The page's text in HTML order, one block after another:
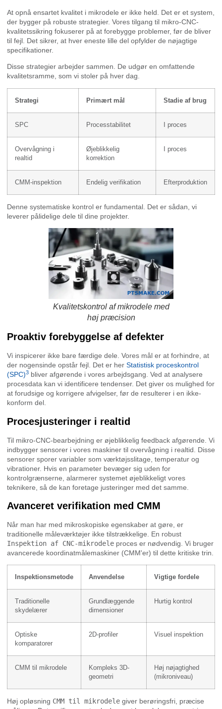
At opnå ensartet kvalitet i mikrodele er ikke held. Det er et system,
der bygger på robuste strategier. Vores tilgang til mikro-CNC-
kvalitetssikring fokuserer på at forebygge problemer, før de bliver
til fejl. Det sikrer, at hver eneste lille del opfylder de nøjagtige
specifikationer.
Disse strategier arbejder sammen. De udgør en omfattende
kvalitetsramme, som vi stoler på hver dag.
Strategi Primært mål Stadie af brug
SPC Processtabilitet I proces
Overvågning i
realtid
Øjeblikkelig
korrektion
I proces
CMM-inspektion Endelig verifikation Efterproduktion
Denne systematiske kontrol er fundamental. Det er sådan, vi
leverer pålidelige dele til dine projekter.
Kvalitetskontrol af mikrodele med
høj præcision
Proaktiv forebyggelse af defekter
Vi inspicerer ikke bare færdige dele. Vores mål er at forhindre, at
der nogensinde opstår fejl. Det er her Statistisk proceskontrol
(SPC)3 bliver afgørende i vores arbejdsgang. Ved at analysere
procesdata kan vi identificere tendenser. Det giver os mulighed for
at forudsige og korrigere afvigelser, før de resulterer i en ikke-
konform del.
Procesjusteringer i realtid
Til mikro-CNC-bearbejdning er øjeblikkelig feedback afgørende. Vi
indbygger sensorer i vores maskiner til overvågning i realtid. Disse
sensorer sporer variabler som værktøjsslitage, temperatur og
vibrationer. Hvis en parameter bevæger sig uden for
kontrolgrænserne, alarmerer systemet øjeblikkeligt vores
teknikere, så de kan foretage justeringer med det samme.
Avanceret verifikation med CMM
Når man har med mikroskopiske egenskaber at gøre, er
traditionelle måleværktøjer ikke tilstrækkelige. En robust
Inspektion af CNC-mikrodele proces er nødvendig. Vi bruger
avancerede koordinatmålemaskiner (CMM'er) til dette kritiske trin.
Inspektionsmetode Anvendelse Vigtige fordele
Traditionelle
skydelærer
Grundlæggende
dimensioner
Hurtig kontrol
Optiske
komparatorer
2D-profiler Visuel inspektion
CMM til mikrodele
Kompleks 3D-
geometri
Høj nøjagtighed
(mikroniveau)
Høj opløsning CMM til mikrodele giver berøringsfri, præcise